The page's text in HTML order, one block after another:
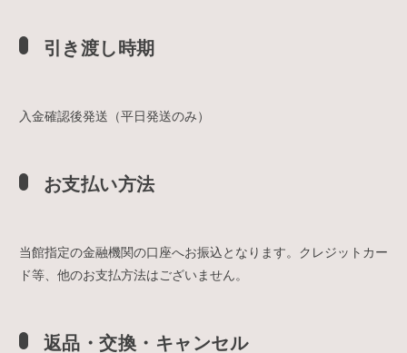
引き渡し時期
入金確認後発送（平日発送のみ）
お支払い方法
当館指定の金融機関の口座へお振込となります。クレジットカー
ド等、他のお支払方法はございません。
返品・交換・キャンセル